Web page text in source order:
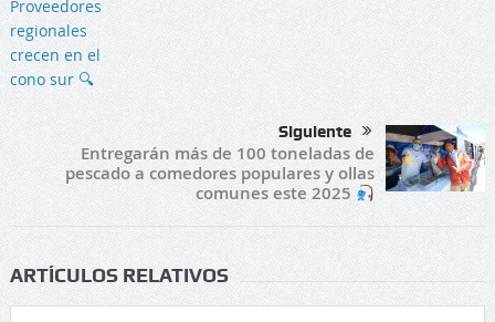
Siguiente
Entregarán más de 100 toneladas de
pescado a comedores populares y ollas
comunes este 2025
ARTÍCULOS RELATIVOS